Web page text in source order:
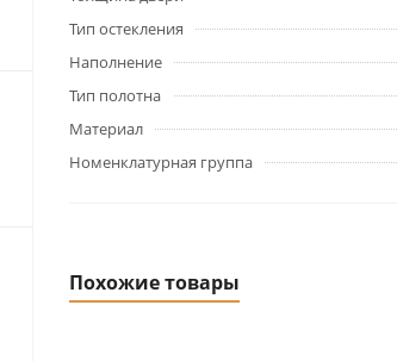
Тип остекления
Наполнение
Тип полотна
Материал
Номенклатурная группа
Похожие товары